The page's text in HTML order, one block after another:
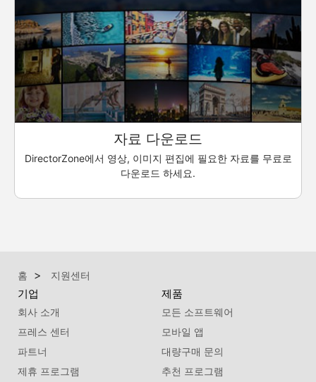
자료 다운로드
DirectorZone에서 영상, 이미지 편집에 필요한 자료를 무료로
다운로드 하세요.
홈 지원센터
기업
회사 소개
프레스 센터
파트너
제휴 프로그램
제품
모든 소프트웨어
모바일 앱
대량구매 문의
추천 프로그램